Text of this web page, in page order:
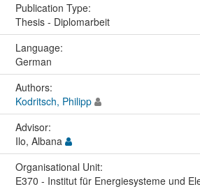
Publication Type:
Thesis - Diplomarbeit
Language:
German
Authors:
Kodritsch, Philipp
Advisor:
Ilo, Albana
Organisational Unit:
E370 - Institut für Energiesysteme und